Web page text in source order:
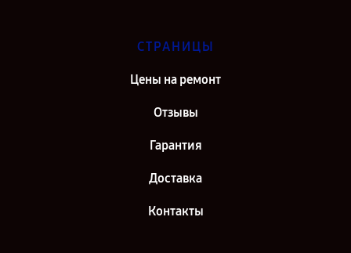
Ремонт источника бесперебойного питания IPPON Smart Winner II
Ремонт источника бесперебойного питания IPPON Smart Winner II
СТРАНИЦЫ
Цены на ремонт
Отзывы
Гарантия
Доставка
Контакты